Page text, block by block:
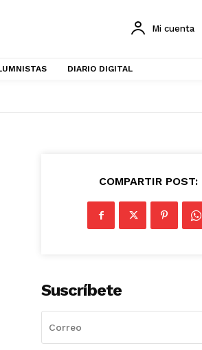
Mi cuenta
DIARIO DIGITAL
COMPARTIR POST:
Suscríbete